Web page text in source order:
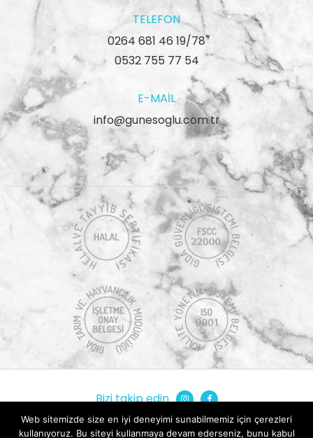
TELEFON
0264 681 46 19/78
0532 755 77 54
E-MAIL
info@gunesoglu.com.tr
Copyright © Güneşoğlu. Tüm hakları saklıdır.
Bizi takip edin
Web sitemizde size en iyi deneyimi sunabilmemiz için çerezleri
kullanıyoruz. Bu siteyi kullanmaya devam ederseniz, bunu kabul